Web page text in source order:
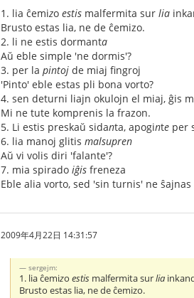
1. lia ĉemizo estis malfermita sur lia
Brusto estas lia, ne de ĉemizo.
2. li ne estis dormanta
Aŭ eble simple 'ne dormis'?
3. per la pintoj de miaj fingroj
'Pinto' eble estas pli bona vorto?
4. sen deturni liajn okulojn el miaj, ĝis
Mi ne tute komprenis la frazon.
5. Li estis preskaŭ sidanta, apoginte per
6. lia manoj glitis malsupren
Aŭ vi volis diri 'falante'?
7. mia spirado iĝis freneza
Eble alia vorto, sed 'sin turnis' ne
2009年4月22日 14:31:57
sergejm:
1. lia ĉemizoestis malfermita surlia
Brusto estas lia, ne de ĉemizo.